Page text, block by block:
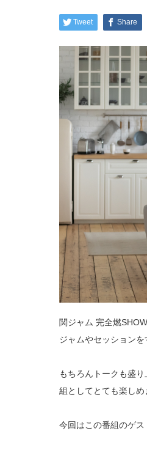
Tweet Share
関ジャム 完全燃
ジャムやセッションを
もちろんトークも盛
組としてとても楽しめ
今回はこの番組のゲス